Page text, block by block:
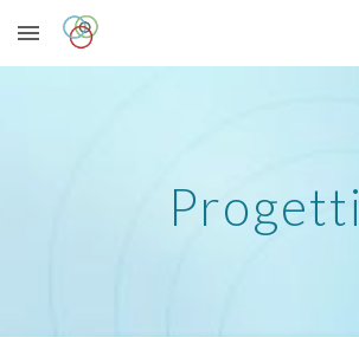
Skip to main content
Progetti